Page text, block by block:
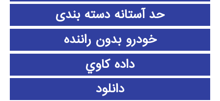
حد آستانه دسته بندی
خودرو بدون راننده
داده كاوي
دانلود